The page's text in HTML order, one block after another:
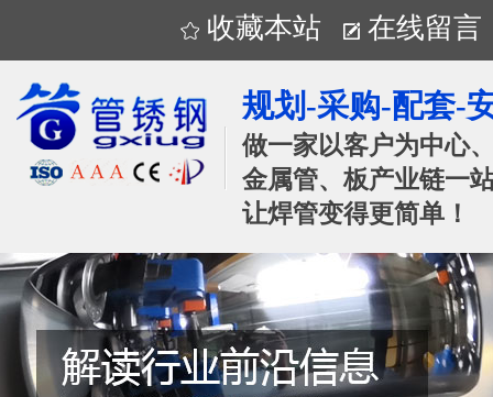
收藏本站 在线留言
规划-采购-配套-
做一家以客户为中心
金属管、板产业链一
让焊管变得更简单！